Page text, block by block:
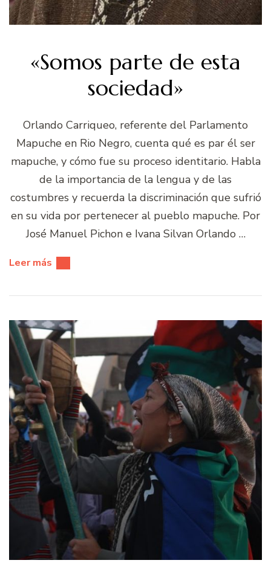
«Somos parte de esta
sociedad»
Orlando Carriqueo, referente del Parlamento
Mapuche en Rio Negro, cuenta qué es par él ser
mapuche, y cómo fue su proceso identitario. Habla
de la importancia de la lengua y de las
costumbres y recuerda la discriminación que sufrió
en su vida por pertenecer al pueblo mapuche. Por
José Manuel Pichon e Ivana Silvan Orlando …
Leer más